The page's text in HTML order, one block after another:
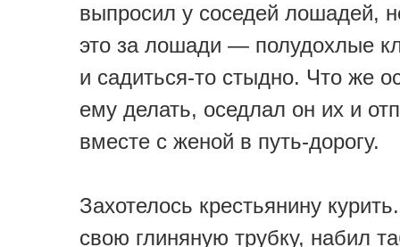
выпросил у соседей лошадей,
это за лошади — полудохлые
и садиться-то стыдно. Что же
ему делать, оседлал он их и
вместе с женой в путь-дорогу.
Захотелось крестьянину
свою глиняную трубку, набил